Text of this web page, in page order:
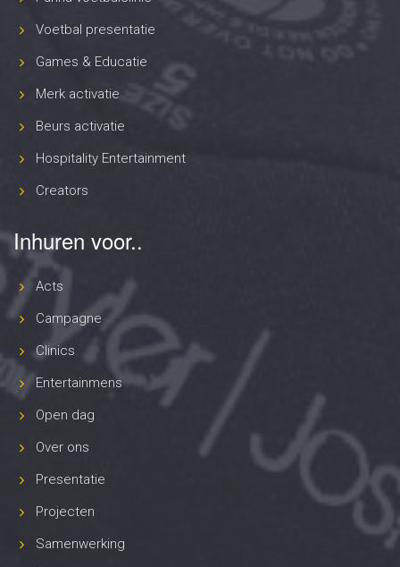
Voetbal presentatie
Games & Educatie
Merk activatie
Beurs activatie
Hospitality Entertainment
Creators
Inhuren voor..
Acts
Campagne
Clinics
Entertainmens
Open dag
Over ons
Presentatie
Projecten
Samenwerking